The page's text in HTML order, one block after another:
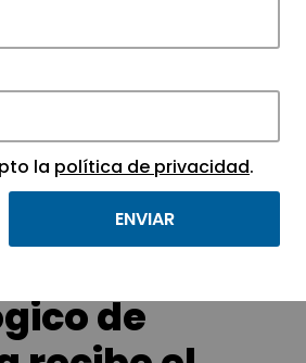
más destacadas de
científicos y
de
la política de privacidad.